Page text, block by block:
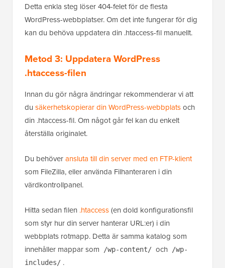
Detta enkla steg löser 404-felet för de flesta
WordPress-webbplatser. Om det inte fungerar för dig
kan du behöva uppdatera din .htaccess-fil manuellt.
Metod 3: Uppdatera WordPress
.htaccess-filen
Innan du gör några ändringar rekommenderar vi att
du säkerhetskopierar din WordPress-webbplatsoch
din .htaccess-fil. Om något går fel kan du enkelt
återställa originalet.
Du behöveransluta till din server med en FTP-klient
som FileZilla, eller använda Filhanteraren i din
värdkontrollpanel.
Hitta sedan filen .htaccess(en dold konfigurationsfil
som styr hur din server hanterar URL:er) i din
webbplats rotmapp. Detta är samma katalog som
innehåller mappar som
/wp-content/ och
/wp-
includes/ .